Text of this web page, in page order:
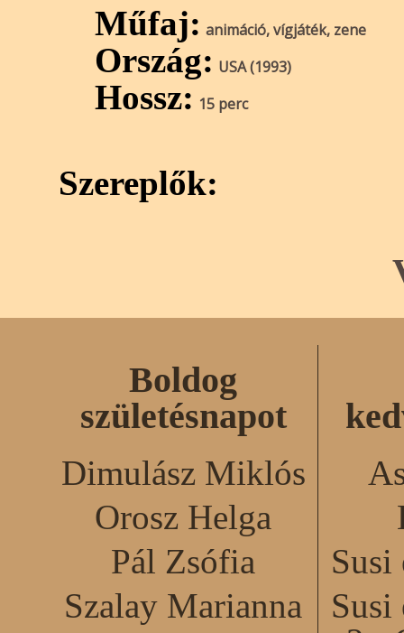
Műfaj: animáció, vígjáték, zene
Ország: USA (1993)
Hossz: 15 perc
Szereplők:
Boldog
születésnapot
Dimulász Miklós
Orosz Helga
Pál Zsófia
Szalay Marianna
Susi
Susi